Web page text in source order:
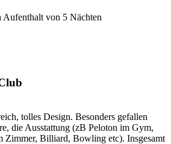
Aufenthalt von 5 Nächten
tolles Design. Besonders gefallen
die Ausstattung (zB Peloton im Gym,
Zimmer, Billiard, Bowling etc). Insgesamt